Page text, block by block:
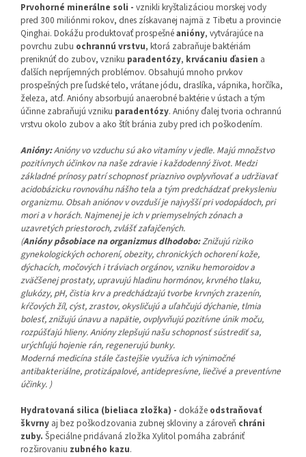
Prvohorné minerálne soli - vznikli kryštalizáciou morskej vody
pred 300 miliónmi rokov, dnes získavanej najmä z Tibetu a provincie
Qinghai. Dokážu produktovať prospešnéanióny, vytvárajúce na
povrchu zubu ochrannú vrstvu, ktorá zabraňuje baktériám
preniknúť do zubov, vzniku paradentózy, krvácaniu ďasien a
ďalších nepríjemných problémov. Obsahujú mnoho prvkov
prospešných pre ľudské telo, vrátane jódu, draslíka, vápnika, horčíka,
železa, atď. Anióny absorbujú anaerobné baktérie v ústach a tým
účinne zabraňujú vzniku paradentózy. Anióny ďalej tvoria ochrannú
vrstvu okolo zubov a ako štít bránia zuby pred ich poškodením.
Anióny:Anióny vo vzduchu sú ako vitamíny v jedle. Majú množstvo
pozitívnych účinkov na naše zdravie i každodenný život. Medzi
základné prínosy patrí schopnosť priaznivo ovplyvňovať a udržiavať
acidobázicku rovnováhu nášho tela a tým predchádzať prekysleniu
organizmu. Obsah aniónov v ovzduší je najvyšší pri vodopádoch, pri
mori a v horách. Najmenej je ich v priemyselných zónach a
uzavretých priestoroch, zvlášť zafajčených.
(Anióny pôsobiace na organizmus dlhodobo:Znižujú riziko
gynekologických ochorení, obezity, chronických ochorení kože,
dýchacích, močových i tráviach orgánov, vzniku hemoroidov a
zväčšenej prostaty, upravujú hladinu hormónov, krvného tlaku,
glukózy, pH, čistia krv a predchádzajú tvorbe krvných zrazenín,
kŕčových žíl, cýst, zrastov, okysličujú a uľahčujú dýchanie, tlmia
bolesť, znižujú únavu a napätie, ovplyvňujú pozitívne únik moču,
rozpúšťajú hlieny. Anióny zlepšujú našu schopnosť sústrediť sa,
urýchľujú hojenie rán, regenerujú bunky.
Moderná medicína stále častejšie využíva ich výnimočné
antibakteriálne, protizápalové, antidepresívne, liečivé a preventívne
účinky. )
Hydratovaná silica (bieliaca zložka) - dokáže odstraňovať
škvrny aj bez poškodzovania zubnej skloviny a zároveň chráni
zuby. Špeciálne pridávaná zložka Xylitol pomáha zabrániť
rozširovaniu zubného kazu.